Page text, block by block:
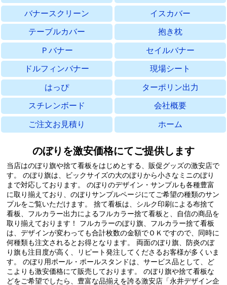
バナースクリーン イスカバー
テーブルカバー 抱き枕
Ｐバナー セイルバナー
ドルフィンバナー 現場シート
はっぴ ターポリン出力
スチレンボード 会社概要
ご注文お見積り ホーム
のぼりを激安価格にてご提供します
当店はのぼり旗や捨て看板をはじめとする、販促グッズの激安店で
す。
のぼり旗は、ビックサイズの大のぼりから小さなミニのぼり
まで対応しております。
のぼりのデザイン・サンプルも各種豊富
に取り揃えており、のぼりサンプルページにてご希望の種類のサン
プルをご覧いただけます。
捨て看板は、シルク印刷による布捨て
看板、フルカラー出力によるフルカラー捨て看板と、自信の商品を
取り揃えております！
フルカラーのぼり旗、フルカラー捨て看板
は、デザインが変わっても合計枚数の金額でＯＫですので、同時に
何種類も注文されるとお得となります。
両面のぼり旗、防炎のぼ
り旗も注目度が高く、リピート発注してくださるお客様が多くいま
す。
のぼり用ポール・ポールスタンドは、サービス品として、ど
こよりも激安価格にて販売しております。
のぼり旗や捨て看板な
どをご希望でしたら、豊富な品揃えを誇る激安店「永井デザイン企